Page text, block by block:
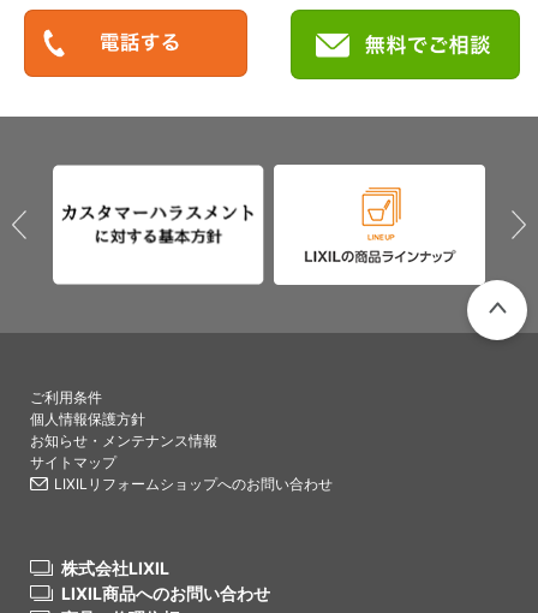
ご利用条件
個人情報保護方針
お知らせ・メンテナンス情報
サイトマップ
LIXILリフォームショップへのお問い合わせ
株式会社LIXIL
LIXIL商品へのお問い合わせ